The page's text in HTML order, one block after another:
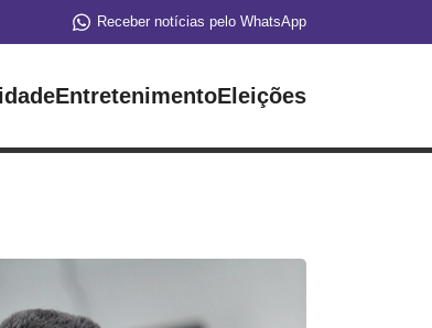
Receber notícias pelo WhatsApp
EntretenimentoEleições